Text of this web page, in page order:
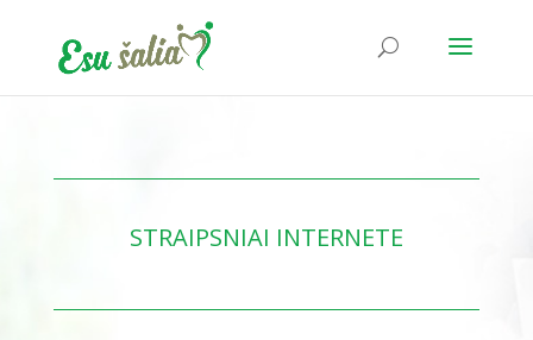
STRAIPSNIAI INTERNETE